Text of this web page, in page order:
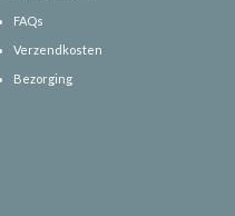
FAQs
Verzendkosten
Bezorging